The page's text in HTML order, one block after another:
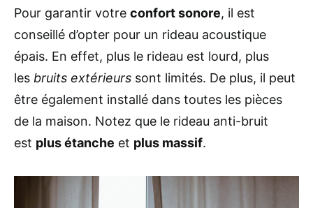
Pour garantir votre confort sonore, il est
conseillé d’opter pour un rideau acoustique
épais. En effet, plus le rideau est lourd, plus
les bruits extérieurs sont limités. De plus, il peut
être également installé dans toutes les pièces
de la maison. Notez que le rideau anti-bruit
est plus étanche et plus massif.